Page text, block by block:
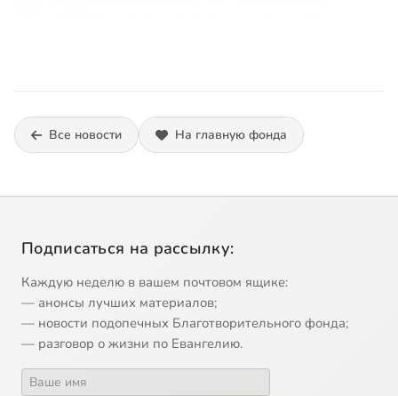
Все новости На главную фонда
Подписаться на рассылку:
Каждую неделю в вашем почтовом ящике:
— анонсы лучших материалов;
— новости подопечных Благотворительного фонда;
— разговор о жизни по Евангелию.